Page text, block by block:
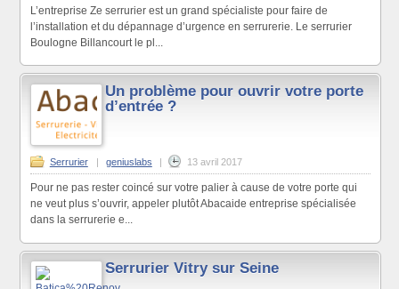
L’entreprise Ze serrurier est un grand spécialiste pour faire de
l’installation et du dépannage d’urgence en serrurerie. Le serrurier
Boulogne Billancourt le pl...
Un problème pour ouvrir votre porte
d’entrée ?
Serrurier geniuslabs 13 avril 2017
Pour ne pas rester coincé sur votre palier à cause de votre porte qui
ne veut plus s’ouvrir, appeler plutôt Abacaide entreprise spécialisée
dans la serrurerie e...
Serrurier Vitry sur Seine